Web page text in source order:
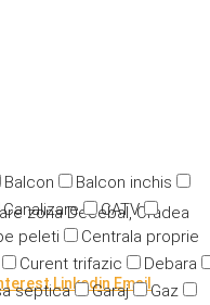
Balcon
Balcon inchis
Canalizare
CATV
peleti
Centrala proprie
Curent trifazic
Debara
septica Garaj
Gaz
zona Decebal, Oradea
Linkedin Email